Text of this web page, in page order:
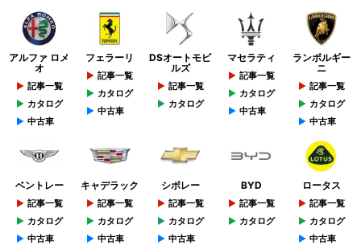
アルファ ロメ
オ
記事一覧
カタログ
中古車
フェラーリ
記事一覧
カタログ
中古車
DSオートモビ
ルズ
記事一覧
カタログ
マセラティ
記事一覧
カタログ
中古車
ランボルギー
ニ
記事一覧
カタログ
中古車
ベントレー
記事一覧
カタログ
中古車
キャデラック
記事一覧
カタログ
中古車
シボレー
記事一覧
カタログ
中古車
BYD
記事一覧
カタログ
ロータス
記事一覧
カタログ
中古車